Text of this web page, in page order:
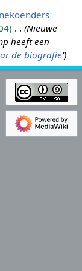
Nieuwe
heeft een
de biografie'